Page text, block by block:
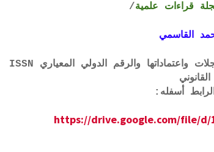
قراءات علمية/
القاسمي
لتحميل لائحة الشروط والتعرف على لجان المجلات واعتماداتها والرقم الدولي المعياري ISSN
القانوني
https://drive.google.com/file/d/